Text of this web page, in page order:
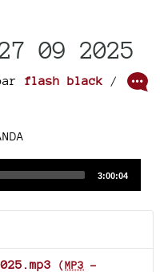
09 2025
flash black /
Total
3:00:04
(MP3 -